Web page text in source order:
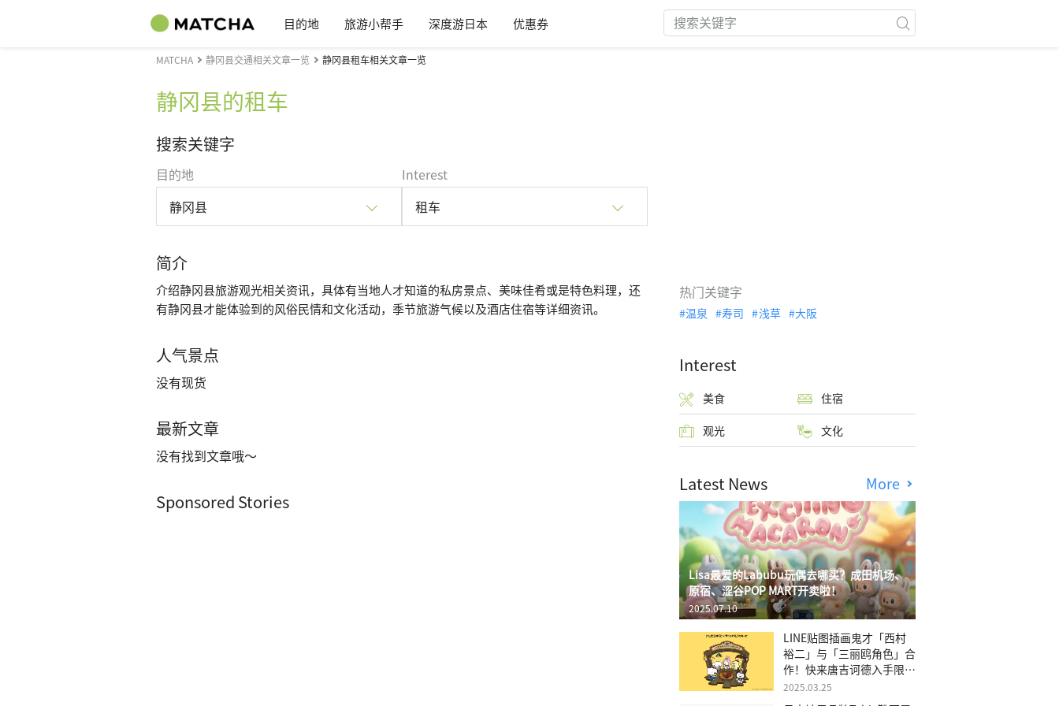
目的地 旅游小帮手 深度游日本 优惠券
MATCHA 静冈县交通相关文章一览 静冈县租车相关文章一览
静冈县的租车
搜索关键字
目的地
静冈县
Interest
租车
简介
介绍静冈县旅游观光相关资讯，具体有当地人才知道的私房景点、美味佳肴或是特色料理，还
有静冈县才能体验到的风俗民情和文化活动，季节旅游气候以及酒店住宿等详细资讯。
人气景点
没有现货
最新文章
没有找到文章哦～
Sponsored Stories
热门关键字
温泉 寿司 浅草 大阪
Interest
美食 住宿
观光 文化
Latest News More
Lisa最爱的Labubu玩偶去哪买？成田机场、
原宿、涩谷POP MART开卖啦！
2025.07.10
LINE贴图插画鬼才「西村
裕二」与「三丽鸥角色」合
作！快来唐吉诃德入手限量
商品
2025.03.25